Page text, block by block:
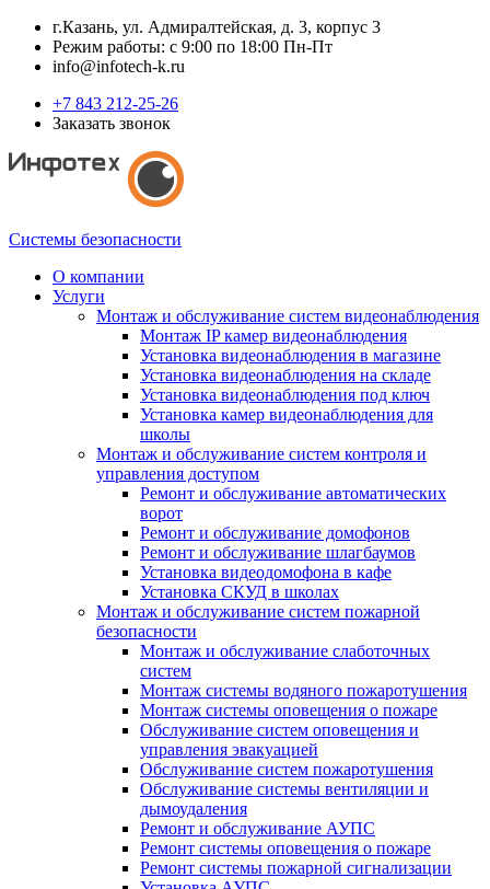
г.Казань, ул. Адмиралтейская, д. 3, корпус 3
Режим работы: с 9:00 по 18:00 Пн-Пт
info@infotech-k.ru
+7 843 212-25-26
Заказать звонок
Системы безопасности
О компании
Услуги
Монтаж и обслуживание систем видеонаблюдения
Монтаж IP камер видеонаблюдения
Установка видеонаблюдения в магазине
Установка видеонаблюдения на складе
Установка видеонаблюдения под ключ
Установка камер видеонаблюдения для
школы
Монтаж и обслуживание систем контроля и
управления доступом
Ремонт и обслуживание автоматических
ворот
Ремонт и обслуживание домофонов
Ремонт и обслуживание шлагбаумов
Установка видеодомофона в кафе
Установка СКУД в школах
Монтаж и обслуживание систем пожарной
безопасности
Монтаж и обслуживание слаботочных
систем
Монтаж системы водяного пожаротушения
Монтаж системы оповещения о пожаре
Обслуживание систем оповещения и
управления эвакуацией
Обслуживание систем пожаротушения
Обслуживание системы вентиляции и
дымоудаления
Ремонт и обслуживание АУПС
Ремонт системы оповещения о пожаре
Ремонт системы пожарной сигнализации